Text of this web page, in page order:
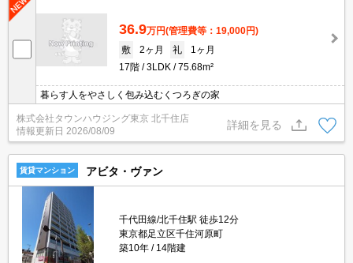
36.9万円(管理費等：19,000円)
敷
2ヶ月 礼
1ヶ月
17階
3LDK 75.68m²
暮らす人をやさしく包み込むくつろぎの家
株式会社タウンハウジング東京 北千住店
情報更新日 2026/08/09
詳細を見る
賃貸マンション アビタ・ヴァン
千代田線/北千住駅 徒歩12分
東京都足立区千住河原町
築10年
14階建